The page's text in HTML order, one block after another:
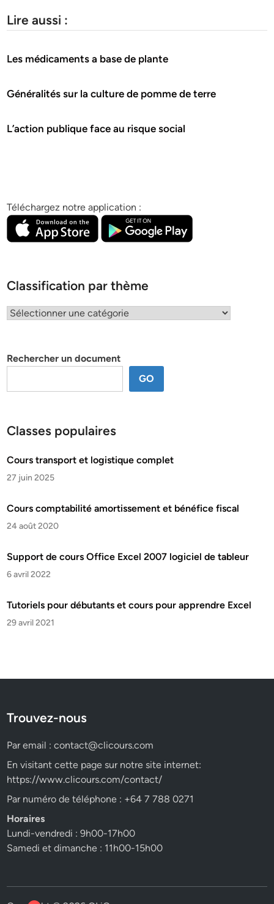
Lire aussi :
Les médicaments a base de plante
Généralités sur la culture de pomme de terre
L’action publique face au risque social
Téléchargez notre application :
Classification par thème
Classification
Rechercher un document
GO
Classes populaires
Cours transport et logistique complet
27 juin 2025
Cours comptabilité amortissement et bénéfice fiscal
24 août 2020
Support de cours Office Excel 2007 logiciel de tableur
6 avril 2022
Tutoriels pour débutants et cours pour apprendre Excel
29 avril 2021
Trouvez-nous
Par email :contact@clicours.com
En visitant cette page sur notre site internet:
https://www.clicours.com/contact/
Par numéro de téléphone : +64 7 788 0271
Horaires
Lundi-vendredi : 9h00-17h00
Samedi et dimanche : 11h00-15h00